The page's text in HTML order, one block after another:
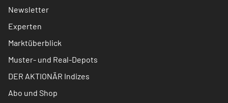
Newsletter
Experten
Marktüberblick
Muster- und Real-Depots
DER AKTIONÄR Indizes
Abo und Shop